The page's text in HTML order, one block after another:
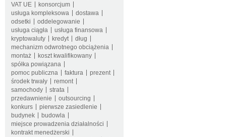
VAT UE
konsorcjum
usługa kompleksowa
dostawa
odsetki
oddelegowanie
usługa ciągła
usługa finansowa
kryptowaluty
kredyt
dług
mechanizm odwrotnego obciążenia
montaż
koszt kwalifikowany
spółka powiązana
pomoc publiczna
faktura
prezent
środek trwały
remont
samochody
strata
przedawnienie
outsourcing
konkurs
pierwsze zasiedlenie
budynek
budowla
miejsce prowadzenia działalności
kontrakt menedżerski